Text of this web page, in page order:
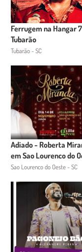
Ferrugem na Hangar
Tubarão
Tubarão - SC
Adiado - Roberta
em Sao Lourenco do
Sao Lourenco do Oeste - SC